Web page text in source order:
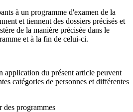
à un programme d'examen de la
et tiennent des dossiers précisés et
de la manière précisée dans le
et à la fin de celui-ci.
du présent article peuvent
catégories de personnes et différentes
des programmes